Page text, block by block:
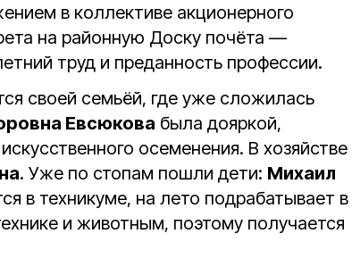
в коллективе акционерного
на районную Доску почёта —
труд и преданность профессии.
своей семьёй, где уже сложилась
Евсюкова была дояркой,
осеменения. В хозяйстве
. Уже по стопам пошли дети: Михаил
в техникуме, на лето подрабатывает в
и животным, поэтому получается